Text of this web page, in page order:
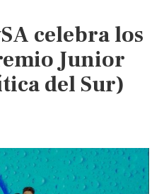
celebra los
Junior
del Sur)